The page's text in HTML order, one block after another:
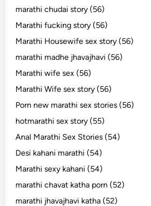
marathi chudai story (56)
Marathi fucking story (56)
Marathi Housewife sex story (56)
marathi madhe jhavajhavi (56)
Marathi wife sex (56)
Marathi Wife sex story (56)
Porn new marathi sex stories (56)
hotmarathi sex story (55)
Anal Marathi Sex Stories (54)
Desi kahani marathi (54)
Marathi sexy kahani (54)
marathi chavat katha porn (52)
marathi jhavajhavi katha (52)